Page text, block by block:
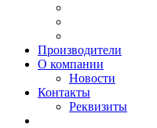
Производители
О компании
Новости
Контакты
Реквизиты